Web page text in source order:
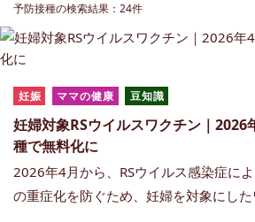
予防接種の検索結果：24件
妊婦対象RSウイルスワクチン｜2026
種で無料化に
2026年4月から、RSウイルス感染症に
の重症化を防ぐため、妊婦を対象にし
妊娠 ママの健康 豆知識